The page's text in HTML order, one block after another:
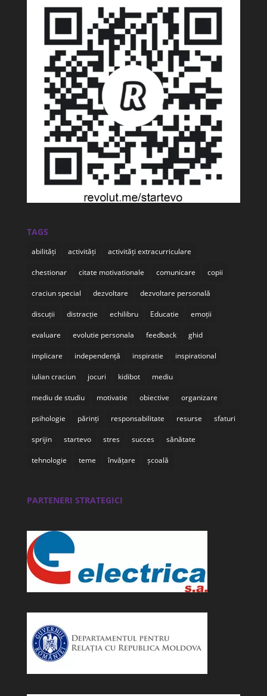
TAGS
abilități activități activități extracurriculare
chestionar citate motivationale comunicare copii
craciun special dezvoltare dezvoltare personală
discuții distracție echilibru Educatie emoții
evaluare evolutie personala feedback ghid
implicare independență inspiratie inspirational
iulian craciun jocuri kidibot mediu
mediu de studiu motivatie obiective organizare
psihologie părinți responsabilitate resurse sfaturi
sprijin startevo stres succes sănătate
tehnologie teme învățare școală
PARTENERI STRATEGICI